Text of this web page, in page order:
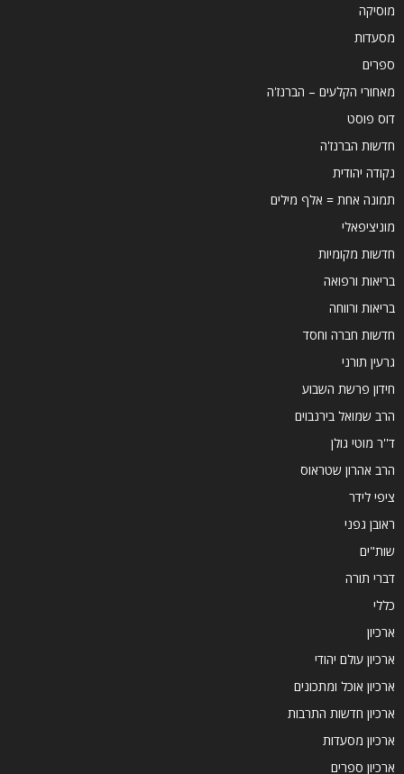
מוסיקה
מסעדות
ספרים
מאחורי הקלעים – הברנז'ה
דוס פוסט
חדשות הברנז'ה
נקודה יהודית
תמונה אחת = אלף מילים
מוניציפאלי
חדשות מקומיות
בריאות ורפואה
בריאות ורווחה
חדשות חברה וחסד
גרעין תורני
חידון פרשת השבוע
הרב שמואל בירנבוים
ד''ר מוטי גולן
הרב אהרון שטראוס
ציפי לידר
ראובן גפני
שות"ים
דברי תורה
כללי
ארכיון
ארכיון עולם יהודי
ארכיון אוכל ומתכונים
ארכיון חדשות התרבות
ארכיון מסעדות
ארכיון ספרים